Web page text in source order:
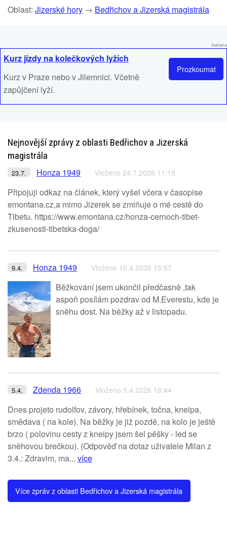
Oblast: Jizerské hory → Bedřichov a Jizerská magistrála
Reklama
Prozkoumat
Kurz jízdy na kolečkových lyžích
Kurz v Praze nebo v Jilemnici. Včetně
zapůjčení lyží.
Nejnovější zprávy z oblasti Bedřichov a Jizerská
magistrála
23.7. Honza 1949 Vloženo 24.7.2026 11:15
Připojuji odkaz na článek, který vyšel včera v časopise
emontana.cz,a mimo Jizerek se zmiňuje o mé cestě do
Tibetu. https://www.emontana.cz/honza-cernoch-tibet-
zkusenosti-tibetska-doga/
9.4. Honza 1949 Vloženo 10.4.2026 15:57
Běžkování jsem ukončil předčasně ,tak
aspoň posílám pozdrav od M.Everestu, kde je
sněhu dost. Na běžky až v listopadu.
5.4. Zdenda 1966 Vloženo 5.4.2026 18:44
Dnes projeto rudolfov, závory, hřebínek, točna, kneipa,
smědava ( na kole). Na běžky je již pozdě, na kolo je ještě
brzo ( polovinu cesty z kneipy jsem šel pěšky - led se
sněhovou brečkou). (Odpověď na dotaz uživatele Milan z
3.4.: Zdravim, ma... více
Více zpráv z oblasti Bedřichov a Jizerská magistrála